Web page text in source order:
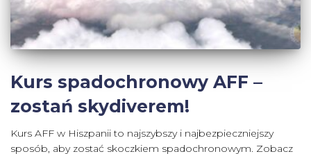
Kurs spadochronowy AFF –
zostań skydiverem!
Kurs AFF w Hiszpanii to najszybszy i najbezpieczniejszy
sposób, aby zostać skoczkiem spadochronowym. Zobacz